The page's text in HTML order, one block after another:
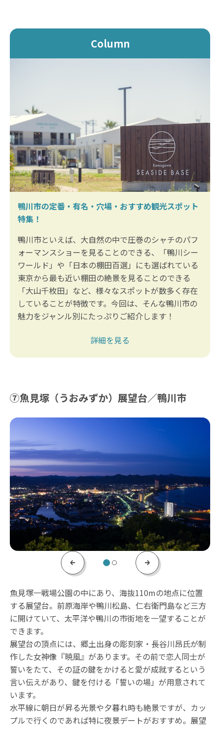
Column
鴨川市の定番・有名・穴場・おすすめ観光スポット
特集！
鴨川市といえば、大自然の中で圧巻のシャチのパフ
ォーマンスショーを見ることのできる、「鴨川シー
ワールド」や「日本の棚田百選」にも選ばれている
東京から最も近い棚田の絶景を見ることのできる
「大山千枚田」など、様々なスポットが数多く存在
していることが特徴です。今回は、そんな鴨川市の
魅力をジャンル別にたっぷりご紹介します！
詳細を見る
⑦魚見塚（うおみずか）展望台／鴨川市
Previous Next
魚見塚一戦場公園の中にあり、海抜110mの地点に位置
する展望台。前原海岸や鴨川松島、仁右衛門島など三方
に開けていて、太平洋や鴨川の市街地を一望することが
できます。
展望台の頂点には、郷土出身の彫刻家・長谷川昂氏が制
作した女神像『暁風』があります。その前で恋人同士が
誓いをたて、その証の鍵をかけると愛が成就するという
言い伝えがあり、鍵を付ける「誓いの場」が用意されて
います。
水平線に朝日が昇る光景や夕暮れ時も絶景ですが、カッ
プルで行くのであれば特に夜景デートがおすすめ。展望